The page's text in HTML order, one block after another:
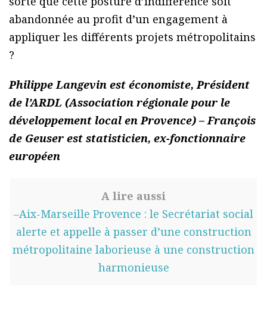
abandonnée au profit d’un engagement à
appliquer les différents projets métropolitains
?
Philippe Langevin est économiste, Président
de l’ARDL (Association régionale pour le
développement local en Provence) – François
de Geuser est statisticien, ex-fonctionnaire
européen
A lire aussi
–Aix-Marseille Provence : le Secrétariat social
alerte et appelle à passer d’une construction
métropolitaine laborieuse à une construction
harmonieuse